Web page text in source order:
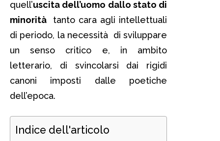
quell’uscita dell’uomo dallo stato di
minorità
tanto cara agli intellettuali
di periodo, la necessità di sviluppare
un senso critico e, in ambito
letterario, di svincolarsi dai rigidi
canoni imposti dalle poetiche
dell’epoca.
Indice dell'articolo